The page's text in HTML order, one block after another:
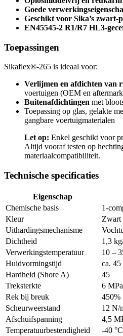
Goede
Geschikt voor Sika’s zwart-
EN45545-2 R1/R7 HL3-
Toepassingen
Sikaflex®-265 is ideaal voor:
Verlijmen en afdichten van
voertuigen (OEM en
Buitenafdichtingen met
Toepassing op glas, gelakte
gangbare voertuigmaterialen
Let op: Enkel geschikt voor
Altijd vooraf testen op
materiaalcompatibiliteit.
Technische specificaties
Eigenschap
Chemische basis
1-
Kleur
Zwart
Uithardingsmechanisme
Dichtheid
1,3
Verwerkingstemperatuur
10 –
Huidvormingstijd
ca. 45
Hardheid (Shore A)
45
Treksterkte
6 MPa
Rek bij breuk
450%
Scheurweerstand
12 N/
Afschuifspanning
4,5
Temperatuurbestendigheid
-40